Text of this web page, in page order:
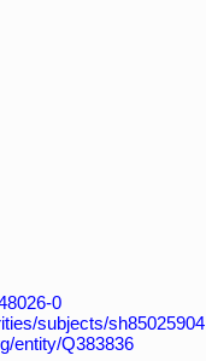
0
subjects/sh85025904
entity/Q383836